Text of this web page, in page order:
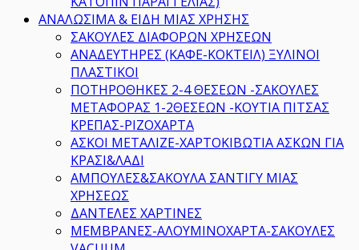
ΑΝΑΛΩΣΙΜΑ & ΕΙΔΗ ΜΙΑΣ ΧΡΗΣΗΣ
ΣΑΚΟΥΛΕΣ ΔΙΑΦΟΡΩΝ ΧΡΗΣΕΩΝ
ΑΝΑΔΕΥΤΗΡΕΣ (ΚΑΦΕ-ΚΟΚΤΕΙΛ) ΞΥΛΙΝΟΙ
ΠΛΑΣΤΙΚΟΙ
ΠΟΤΗΡΟΘΗΚΕΣ 2-4 ΘΕΣΕΩΝ -ΣΑΚΟΥΛΕΣ
ΜΕΤΑΦΟΡΑΣ 1-2ΘΕΣΕΩΝ -ΚΟΥΤΙΑ ΠΙΤΣΑΣ
ΚΡΕΠΑΣ-ΡΙΖΟΧΑΡΤΑ
ΑΣΚΟΙ ΜΕΤΑΛΙΖΕ-ΧΑΡΤΟΚΙΒΩΤΙΑ ΑΣΚΩΝ ΓΙΑ
ΚΡΑΣΙ&ΛΑΔΙ
ΑΜΠΟΥΛΕΣ&ΣΑΚΟΥΛΑ ΣΑΝΤΙΓΥ ΜΙΑΣ
ΧΡΗΣΕΩΣ
ΔΑΝΤΕΛΕΣ ΧΑΡΤΙΝΕΣ
ΜΕΜΒΡΑΝΕΣ-ΑΛΟΥΜΙΝΟΧΑΡΤΑ-ΣΑΚΟΥΛΕΣ